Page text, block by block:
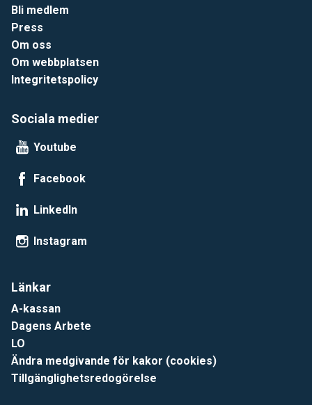
Bli medlem
Press
Om oss
Om webbplatsen
Integritetspolicy
Sociala medier
Youtube
Facebook
LinkedIn
Instagram
Länkar
A-kassan
Dagens Arbete
LO
Ändra medgivande för kakor (cookies)
Tillgänglighetsredogörelse